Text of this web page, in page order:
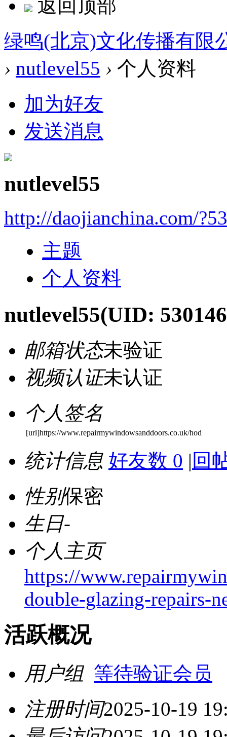
返回顶部
绿鸣(北京)文化传播有限
› nutlevel55 › 个人资料
加为好友
发送消息
nutlevel55
http://daojianchina.com/
主题
个人资料
nutlevel55(UID:
邮箱状态未验证
视频认证未认证
个人签名
[url]https://www.repairmywindowsanddoors.co.uk/hod
统计信息 好友数 0 | 回
性别保密
生日-
个人主页
https://
double-glazing-repairs-
活跃概况
用户组 等待验证会员
注册时间2025-10-19